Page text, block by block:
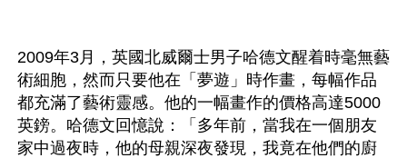
2009年3月，英國北威爾士男子哈德文醒着時毫無藝
術細胞，然而只要他在「夢遊」時作畫，每幅作品
都充滿了藝術靈感。他的一幅畫作的價格高達5000
英鎊。哈德文回憶說：「多年前，當我在一個朋友
家中過夜時，他的母親深夜發現，我竟在他們的廚